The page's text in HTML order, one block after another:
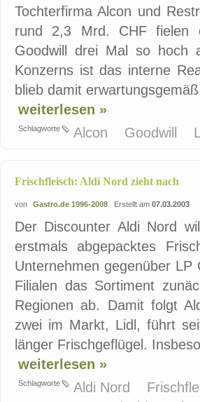
Tochterfirma Alcon und
rund 2,3 Mrd. CHF fielen
Goodwill drei Mal so hoch
Konzerns ist das interne
blieb damit
weiterlesen »
Schlagworte Alcon Goodwill
Frischfleisch: Aldi Nord zieht nach
von Gastro.de 1996-2008 Erstellt am 07.03.2003
Der Discounter Aldi Nord
erstmals abgepacktes
Unternehmen gegenüber
Filialen das Sortiment
Regionen ab. Damit folgt
zwei im Markt, Lidl, führt
länger Frischgeflügel.
weiterlesen »
Schlagworte Aldi Nord